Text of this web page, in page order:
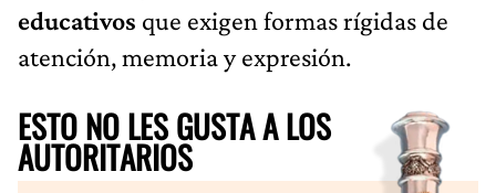
educativos que exigen formas rígidas de
atención, memoria y expresión.
ESTO NO LES GUSTA A LOS
AUTORITARIOS